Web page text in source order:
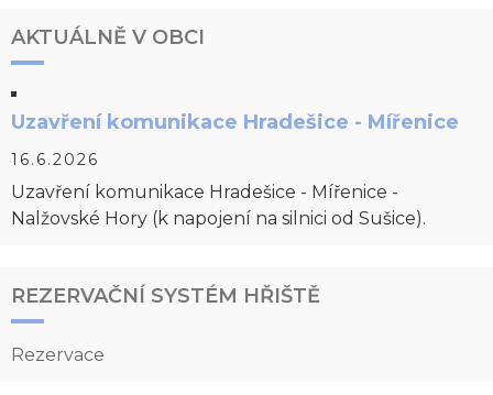
AKTUÁLNĚ V OBCI
Uzavření komunikace Hradešice - Mířenice
16.6.2026
Uzavření komunikace Hradešice - Mířenice -
Nalžovské Hory (k napojení na silnici od Sušice).
REZERVAČNÍ SYSTÉM HŘIŠTĚ
Rezervace